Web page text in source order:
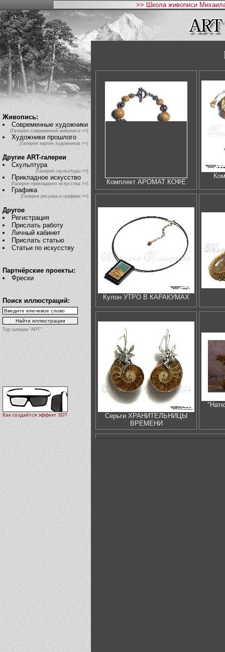
>> Школа живописи
Живопись:
Современные художники
(Галерея современной живописи >>)
Художники прошлого
(Галерея картин художников >>)
Другие ART-галереи
Скульптура
(Галерея скульптуры >>)
Прикладное искусство
(Галерея прикладного искусства >>)
Графика
(Галерея рисунка и графики >>)
Другое
Регистрация
Прислать работу
Личный кабинет
Прислать статью
Статьи по искусству
Партнёрские проекты:
Фрески
Поиск иллюстраций:
Top галереи "АРТ"
Как создаётся эффект 3D?
Комплект АРОМАТ КОФЕ
Кулон УТРО В КАРАКУМАХ
Серьги ХРАНИТЕЛЬНИЦЫ
ВРЕМЕНИ